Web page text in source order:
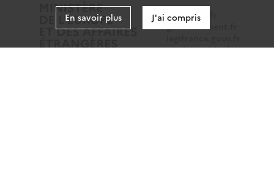
data.gouv.fr
gouvernement.fr
service-public.fr
En savoir plus J'ai compris